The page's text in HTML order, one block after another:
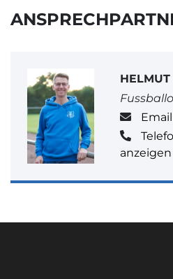
HELMUT
anzeigen